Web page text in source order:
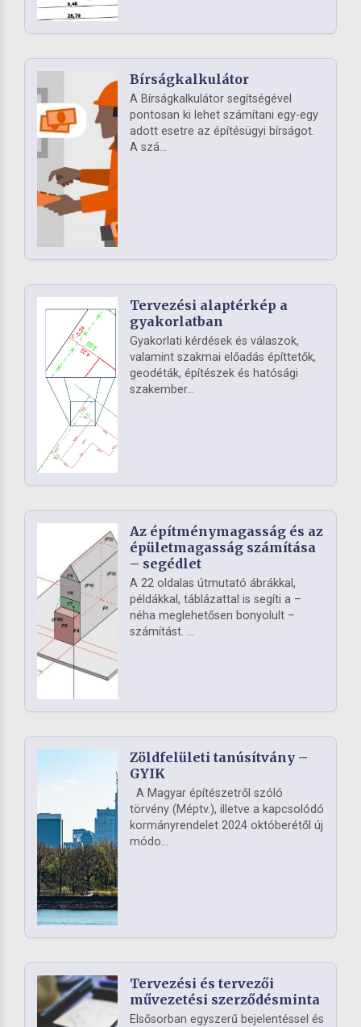
Bírságkalkulátor
A Bírságkalkulátor segítségével
pontosan ki lehet számítani egy-egy
adott esetre az építésügyi bírságot.
A szá...
Tervezési alaptérkép a
gyakorlatban
Gyakorlati kérdések és válaszok,
valamint szakmai előadás építtetők,
geodéták, építészek és hatósági
szakember...
Az építménymagasság és az
épületmagasság számítása
– segédlet
A 22 oldalas útmutató ábrákkal,
példákkal, táblázattal is segíti a –
néha meglehetősen bonyolult –
számítást. ...
Zöldfelületi tanúsítvány –
GYIK
A Magyar építészetről szóló
törvény (Méptv.), illetve a kapcsolódó
kormányrendelet 2024 októberétől új
módo...
Tervezési és tervezői
művezetési szerződésminta
Elsősorban egyszerű bejelentéssel és